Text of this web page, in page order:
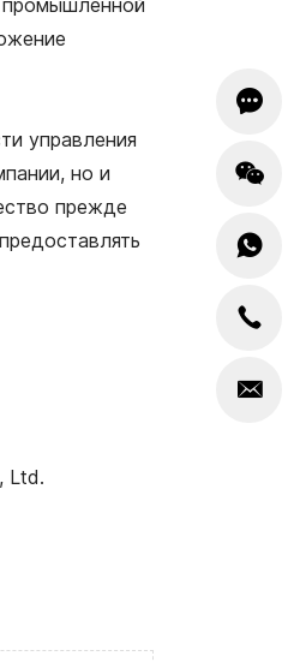
промышленной
управления
но и
прежде
Ltd.